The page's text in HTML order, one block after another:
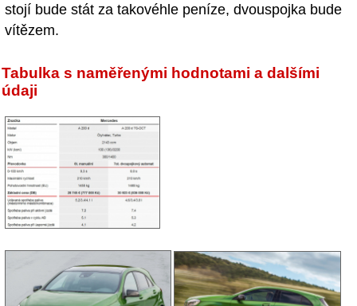
stojí bude stát za takovéhle peníze, dvouspojka bude
vítězem.
Tabulka s naměřenými hodnotami a dalšími
údaji